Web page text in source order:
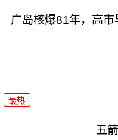
广岛核爆81年，高市
最热
五